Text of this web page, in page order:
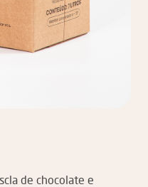
de chocolate e